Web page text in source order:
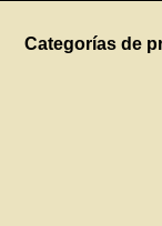
Categorías de